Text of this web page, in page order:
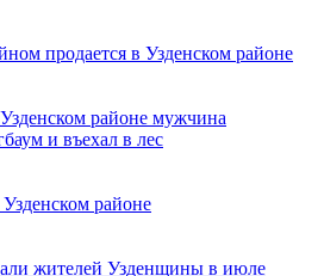
продается в Узденском районе
районе мужчина
и въехал в лес
районе
жителей Узденщины в июле